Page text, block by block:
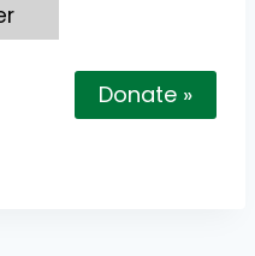
Donate »